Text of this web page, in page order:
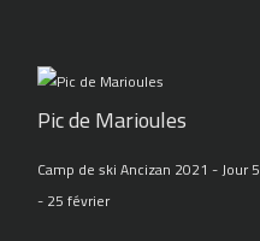
Pic de Marioules
Camp de ski Ancizan 2021 - Jour 5
- 25 février